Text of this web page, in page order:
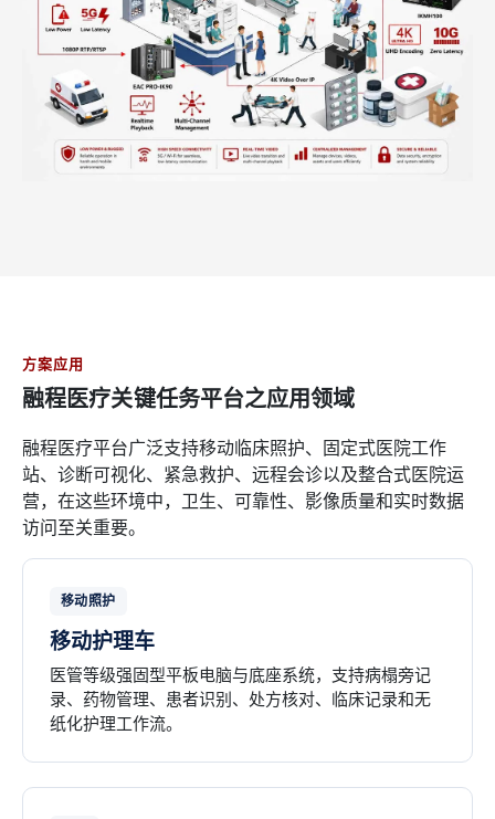
方案应用
融程医疗关键任务平台之应用领域
融程医疗平台广泛支持移动临床照护、固定式医院工作
站、诊断可视化、紧急救护、远程会诊以及整合式医院运
营，在这些环境中，卫生、可靠性、影像质量和实时数据
访问至关重要。
移动照护
移动护理车
医管等级强固型平板电脑与底座系统，支持病榻旁记
录、药物管理、患者识别、处方核对、临床记录和无
纸化护理工作流。